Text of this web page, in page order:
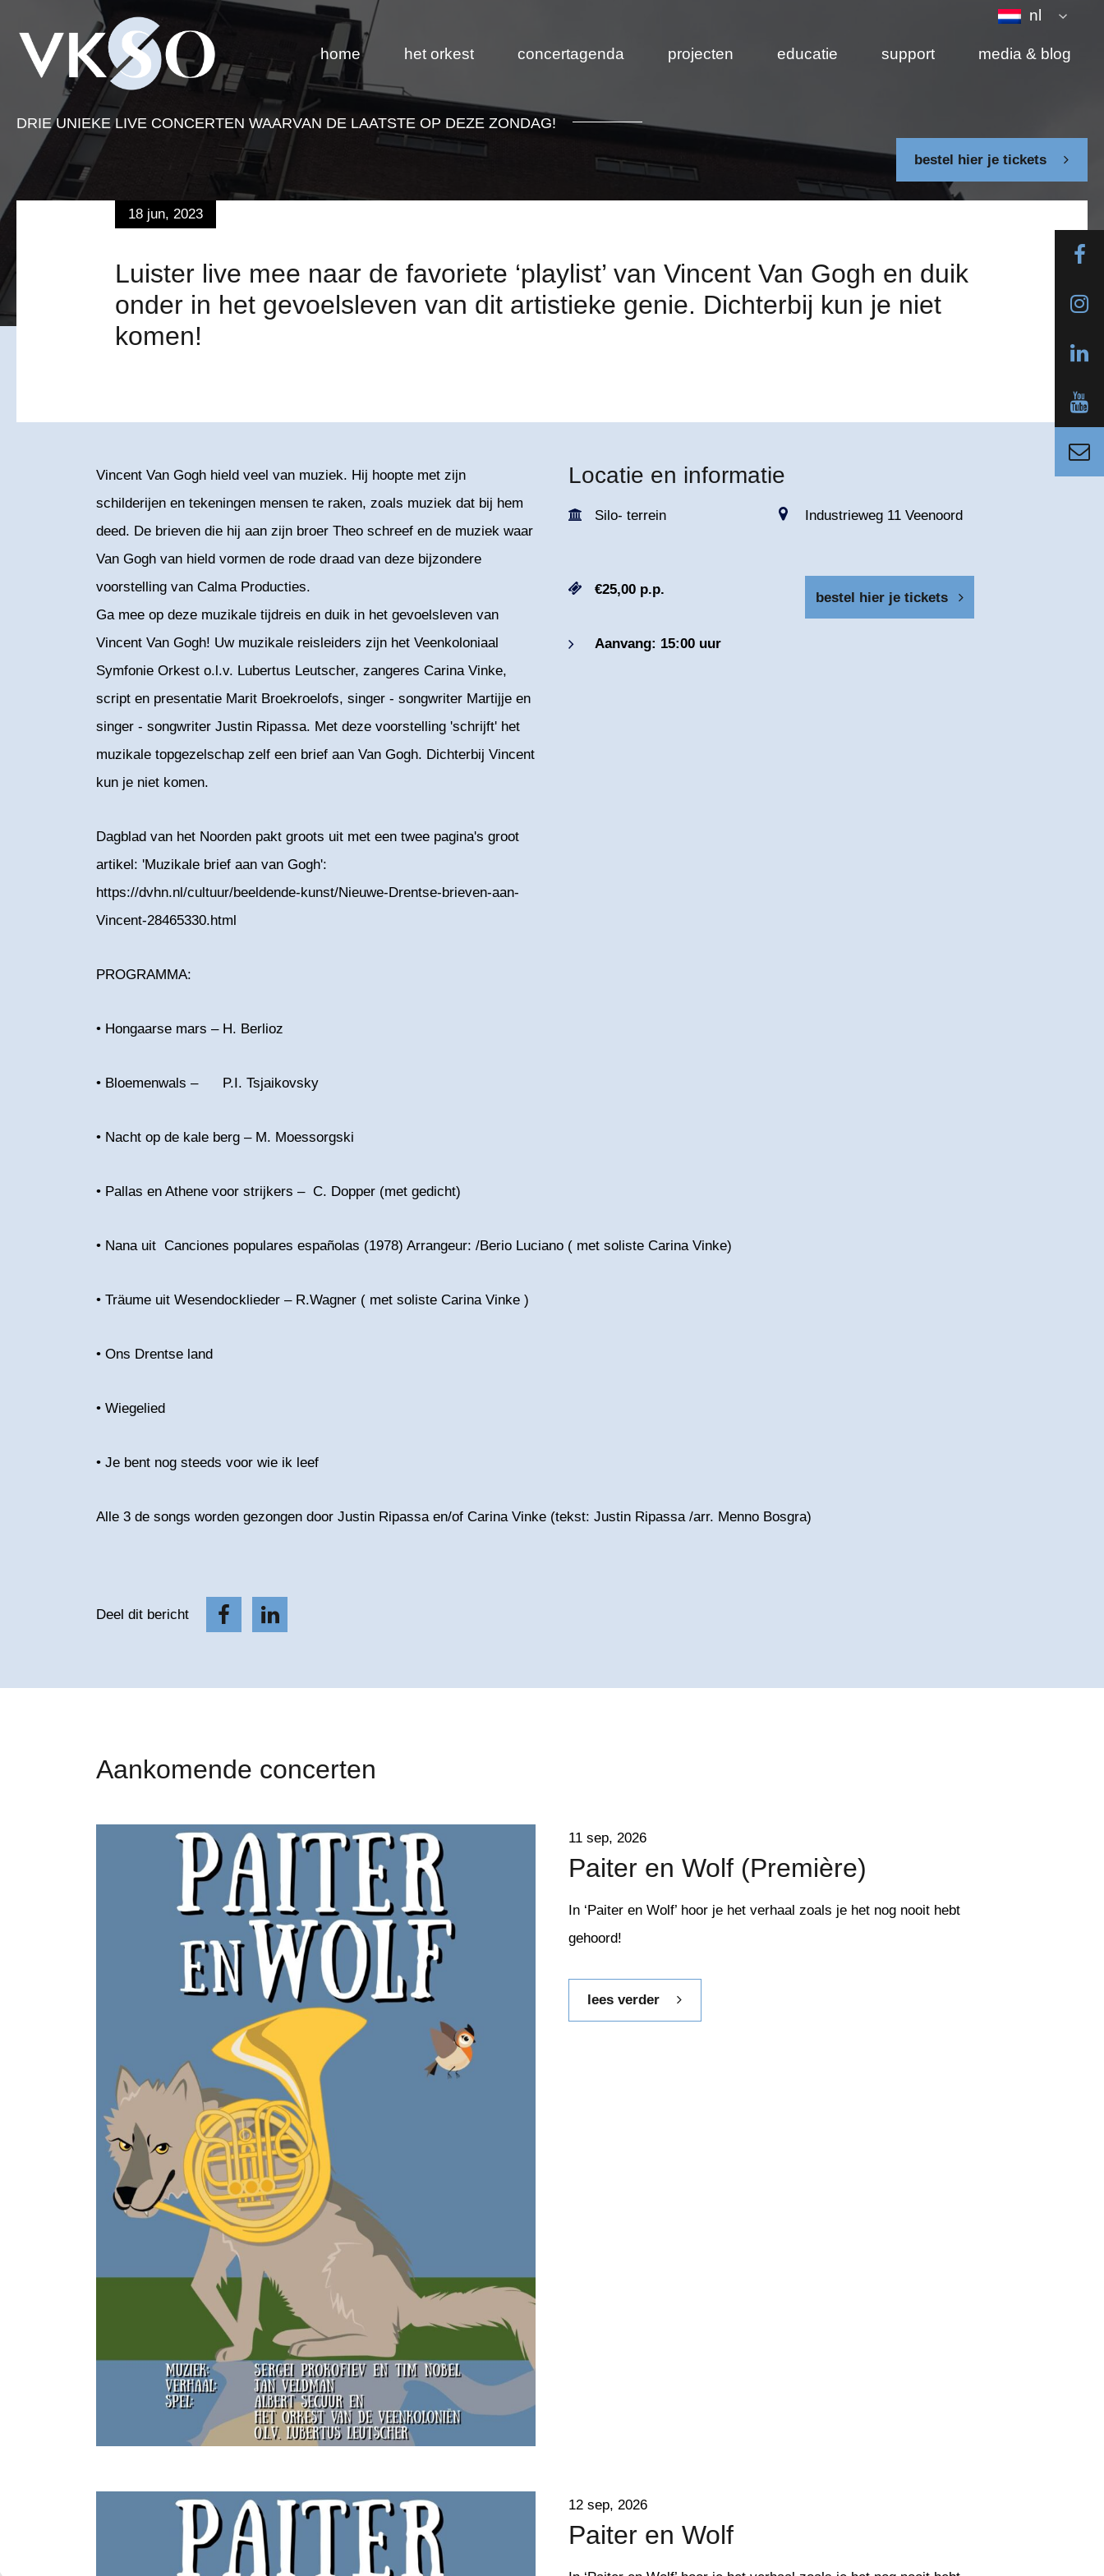
nl
home het orkest concertagenda projecten educatie support media & blog
DRIE UNIEKE LIVE CONCERTEN WAARVAN DE LAATSTE OP DEZE ZONDAG!
bestel hier je tickets
18 jun, 2023
Luister live mee naar de favoriete ‘playlist’ van Vincent Van Gogh en duik
onder in het gevoelsleven van dit artistieke genie. Dichterbij kun je niet
komen!
Vincent Van Gogh hield veel van muziek. Hij hoopte met zijn
schilderijen en tekeningen mensen te raken, zoals muziek dat bij hem
deed. De brieven die hij aan zijn broer Theo schreef en de muziek waar
Van Gogh van hield vormen de rode draad van deze bijzondere
voorstelling van Calma Producties.
Ga mee op deze muzikale tijdreis en duik in het gevoelsleven van
Vincent Van Gogh! Uw muzikale reisleiders zijn het Veenkoloniaal
Symfonie Orkest o.l.v. Lubertus Leutscher, zangeres Carina Vinke,
script en presentatie Marit Broekroelofs, singer - songwriter Martijje en
singer - songwriter Justin Ripassa. Met deze voorstelling 'schrijft' het
muzikale topgezelschap zelf een brief aan Van Gogh. Dichterbij Vincent
kun je niet komen.
Dagblad van het Noorden pakt groots uit met een twee pagina's groot
artikel: 'Muzikale brief aan van Gogh':
https://dvhn.nl/cultuur/beeldende-kunst/Nieuwe-Drentse-brieven-aan-
Vincent-28465330.html
Locatie en informatie
Silo- terrein Industrieweg 11 Veenoord
€25,00 p.p.
Aanvang: 15:00 uur
bestel hier je tickets
PROGRAMMA:
• Hongaarse mars – H. Berlioz
• Bloemenwals – P.I. Tsjaikovsky
• Nacht op de kale berg – M. Moessorgski
• Pallas en Athene voor strijkers – C. Dopper (met gedicht)
• Nana uit Canciones populares españolas (1978) Arrangeur: /Berio Luciano ( met soliste Carina Vinke)
• Träume uit Wesendocklieder – R.Wagner ( met soliste Carina Vinke )
• Ons Drentse land
• Wiegelied
• Je bent nog steeds voor wie ik leef
Alle 3 de songs worden gezongen door Justin Ripassa en/of Carina Vinke (tekst: Justin Ripassa /arr. Menno Bosgra)
Deel dit bericht
Aankomende concerten
11 sep, 2026
Paiter en Wolf (Première)
In ‘Paiter en Wolf’ hoor je het verhaal zoals je het nog nooit hebt
gehoord!
lees verder
12 sep, 2026
Paiter en Wolf